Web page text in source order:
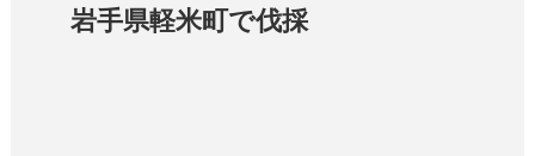
岩手県軽米町で伐採